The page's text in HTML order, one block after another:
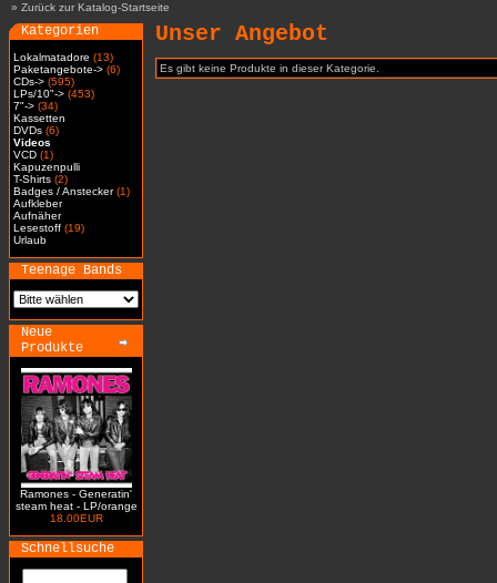
» Zurück zur Katalog-Startseite
Kategorien
Lokalmatadore (13)
Paketangebote-> (6)
CDs-> (595)
LPs/10"-> (453)
7"-> (34)
Kassetten
DVDs (6)
Videos
VCD (1)
Kapuzenpulli
T-Shirts (2)
Badges / Anstecker(1)
Aufkleber
Aufnäher
Lesestoff (19)
Urlaub
Teenage Bands
Neue
Produkte
Ramones - Generatin'
steam heat - LP/orange
18.00EUR
Schnellsuche
Unser Angebot
Es gibt keine Produkte in dieser Kategorie.